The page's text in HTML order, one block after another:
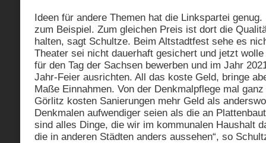
Ideen für andere Themen hat die Linkspartei
zum Beispiel. Zum gleichen Preis ist dort die
halten, sagt Schultze. Beim Altstadtfest sehe es
Theater sei nicht dauerhaft gesichert und jetzt
für den Tag der Sachsen bewerben und im Jahr
Jahr-Feier ausrichten. All das koste Geld, bringe
Maße Einnahmen. Von der Denkmalpflege mal
Görlitz kosten Sanierungen mehr Geld als
Denkmalen aufwendiger seien als die an
sind alles Dinge, die wir im kommunalen Haushalt
die in anderen Städten anders aussehen“, so